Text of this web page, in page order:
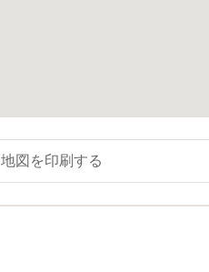
地図を印刷する